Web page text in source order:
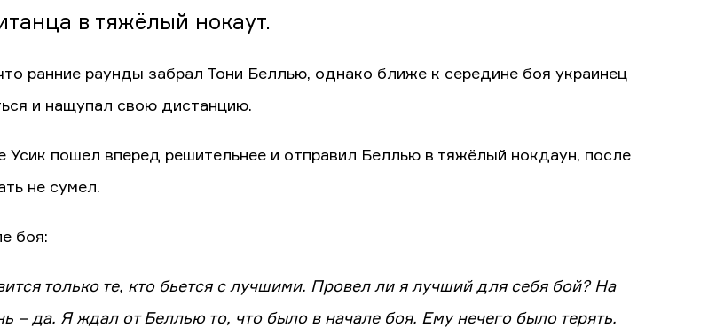
в тяжёлый нокаут.
ранние раунды забрал Тони Беллью, однако ближе к середине боя украинец
и нащупал свою дистанцию.
Усик пошел вперед решительнее и отправил Беллью в тяжёлый нокдаун, после
не сумел.
боя:
только те, кто бьется с лучшими. Провел ли я лучший для себя бой? На
– да. Я ждал от Беллью то, что было в начале боя. Ему нечего было терять.